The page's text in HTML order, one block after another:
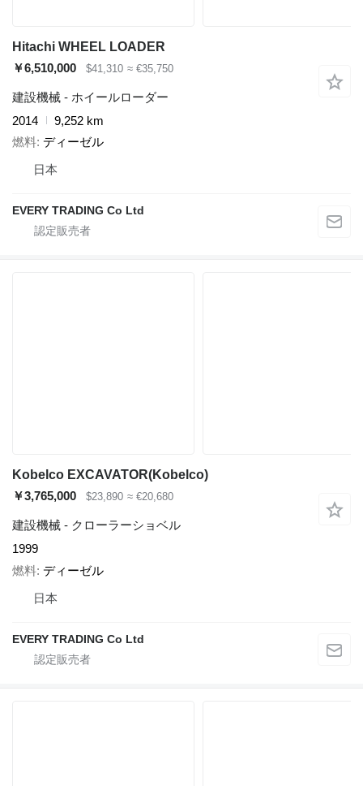
Hitachi WHEEL LOADER
￥6,510,000
$41,310 ≈ €35,750
建設機械 - ホイールローダー
2014
9,252 km
燃料 ディーゼル
日本
EVERY TRADING Co Ltd
Kobelco EXCAVATOR(Kobelco)
￥3,765,000
$23,890 ≈ €20,680
建設機械 - クローラーショベル
1999
燃料 ディーゼル
日本
EVERY TRADING Co Ltd